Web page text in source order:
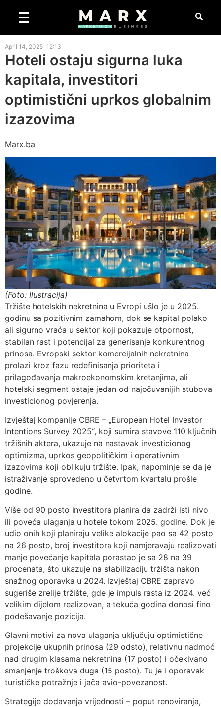
April 14, 2025 12:13
Hoteli ostaju sigurna luka
kapitala, investitori
optimistični uprkos globalnim
izazovima
Marx.ba
(Foto: Ilustracija)
Tržište hotelskih nekretnina u Evropi ušlo je u 2025.
godinu sa pozitivnim zamahom, dok se kapital polako
ali sigurno vraća u sektor koji pokazuje otpornost,
stabilan rast i potencijal za generisanje konkurentnog
prinosa. Evropski sektor komercijalnih nekretnina
prolazi kroz fazu redefinisanja prioriteta i
prilagođavanja makroekonomskim kretanjima, ali
hotelski segment ostaje jedan od najočuvanijih stubova
investicionog povjerenja.
Izvještaj kompanije CBRE – „European Hotel Investor
Intentions Survey 2025“, koji sumira stavove 110 ključnih
tržišnih aktera, ukazuje na nastavak investicionog
optimizma, uprkos geopolitičkim i operativnim
izazovima koji oblikuju tržište. Ipak, napominje se da je
istraživanje sprovedeno u četvrtom kvartalu prošle
godine.
Više od 90 posto investitora planira da zadrži isti nivo
ili poveća ulaganja u hotele tokom 2025. godine. Dok je
udio onih koji planiraju velike alokacije pao sa 42 posto
na 26 posto, broj investitora koji namjeravaju realizovati
manje povećanje kapitala porastao je sa 28 na 39
procenata, što ukazuje na stabilizaciju tržišta nakon
snažnog oporavka u 2024. Izvještaj CBRE zapravo
sugeriše zrelije tržište, gde je impuls rasta iz 2024. već
velikim dijelom realizovan, a tekuća godina donosi fino
podešavanje pozicija.
Glavni motivi za nova ulaganja uključuju optimistične
projekcije ukupnih prinosa (29 odsto), relativnu nadmoć
nad drugim klasama nekretnina (17 posto) i očekivano
smanjenje troškova duga (15 posto). Tu je i oporavak
turističke potražnje i jača avio-povezanost.
Strategije dodavanja vrijednosti – poput renoviranja,